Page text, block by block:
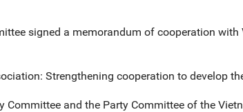
signed a memorandum of cooperation with
Strengthening cooperation to develop
Committee and the Party Committee of the